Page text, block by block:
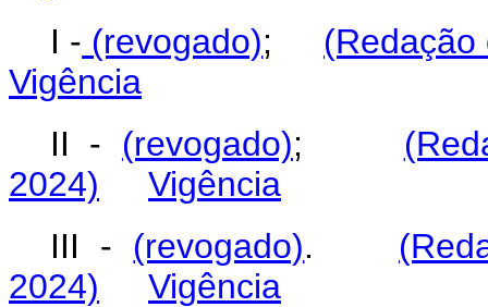
I - (revogado); (Redação
Vigência
II - (revogado);
2024)
Vigência
III - (revogado).
2024)
Vigência